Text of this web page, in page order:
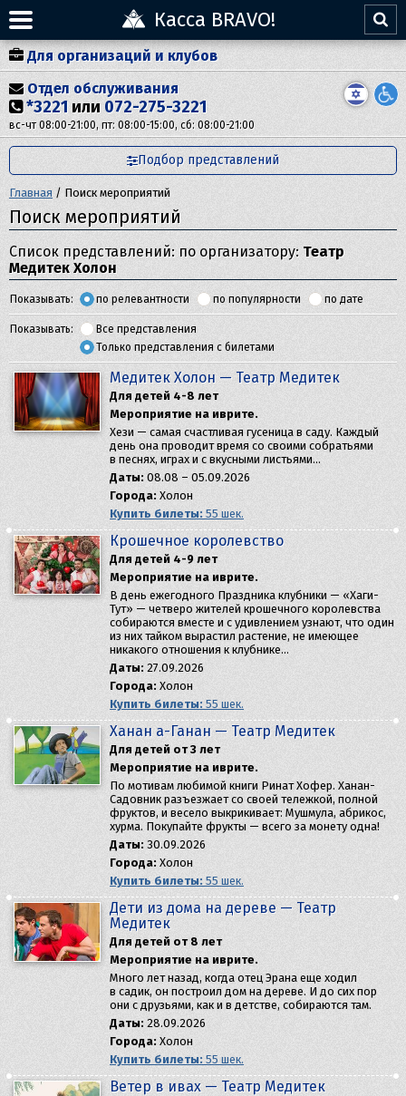
Касса BRAVO!
Для организаций и клубов
Отдел обслуживания
*3221 или 072-275-3221
вс-чт 08:00-21:00, пт: 08:00-15:00, сб: 08:00-21:00
Подбор представлений
Главная / Поиск мероприятий
Поиск мероприятий
Список представлений: по организатору: Театр
Медитек Холон
Показывать: по релевантности по популярности по дате
Показывать:
Все представления
Только представления с билетами
Медитек Холон — Театр Медитек
Для детей 4-8 лет
Мероприятие на иврите.
Хези — самая счастливая гусеница в саду. Каждый
день она проводит время со своими собратьями
в песнях, играх и с вкусными листьями…
Даты: 08.08 – 05.09.2026
Города: Холон
Купить билеты: 55 шек.
Крошечное королевство
Для детей 4-9 лет
Мероприятие на иврите.
В день ежегодного Праздника клубники — «Хаги-
Тут» — четверо жителей крошечного королевства
собираются вместе и с удивлением узнают, что один
из них тайком вырастил растение, не имеющее
никакого отношения к клубнике…
Даты: 27.09.2026
Города: Холон
Купить билеты: 55 шек.
Ханан а-Ганан — Театр Медитек
Для детей от 3 лет
Мероприятие на иврите.
По мотивам любимой книги Ринат Хофер. Ханан-
Садовник разъезжает со своей тележкой, полной
фруктов, и весело выкрикивает: Мушмула, абрикос,
хурма. Покупайте фрукты — всего за монету одна!
Даты: 30.09.2026
Города: Холон
Купить билеты: 55 шек.
Дети из дома на дереве — Театр
Медитек
Для детей от 8 лет
Мероприятие на иврите.
Много лет назад, когда отец Эрана еще ходил
в садик, он построил дом на дереве. И до сих пор
они с друзьями, как и в детстве, собираются там.
Даты: 28.09.2026
Города: Холон
Купить билеты: 55 шек.
Ветер в ивах — Театр Медитек